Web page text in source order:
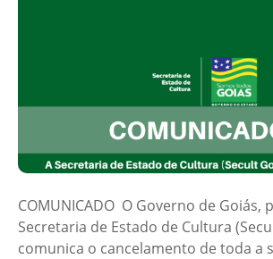
COMUNICADO O Governo de Goiás,
Secretaria de Estado de Cultura
comunica o cancelamento de toda a